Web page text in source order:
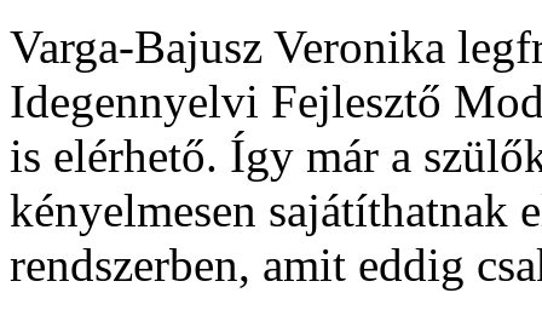
Varga-Bajusz Veronika
Idegennyelvi Fejlesztő
is elérhető. Így már a
kényelmesen sajátíthatnak
rendszerben, amit eddig